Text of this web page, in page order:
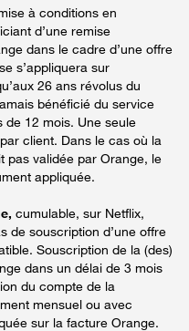
à conditions en
d’une remise
dans le cadre d’une offre
s’appliquera sur
26 ans révolus du
bénéficié du service
de 12 mois. Une seule
client. Dans le cas où la
pas validée par Orange, le
appliquée.
cumulable, sur Netflix,
de souscription d’une offre
Souscription de la (des)
dans un délai de 3 mois
du compte de la
mensuel ou avec
sur la facture Orange.